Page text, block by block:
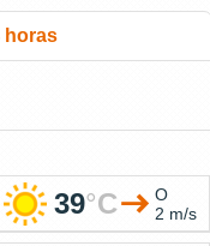
horas
39°C
O
2 m/s